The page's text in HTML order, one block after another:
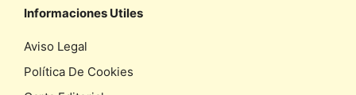
Informaciones Utiles
Aviso Legal
Política De Cookies